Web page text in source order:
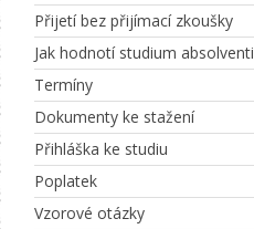
Přijetí bez přijímací zkoušky
Jak hodnotí studium absolventi
Termíny
Dokumenty ke stažení
Přihláška ke studiu
Poplatek
Vzorové otázky